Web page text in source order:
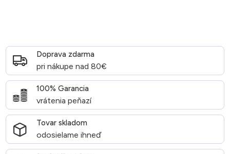
Doprava zdarma
pri nákupe nad 80€
100% Garancia
vrátenia peňazí
Tovar skladom
odosielame ihneď